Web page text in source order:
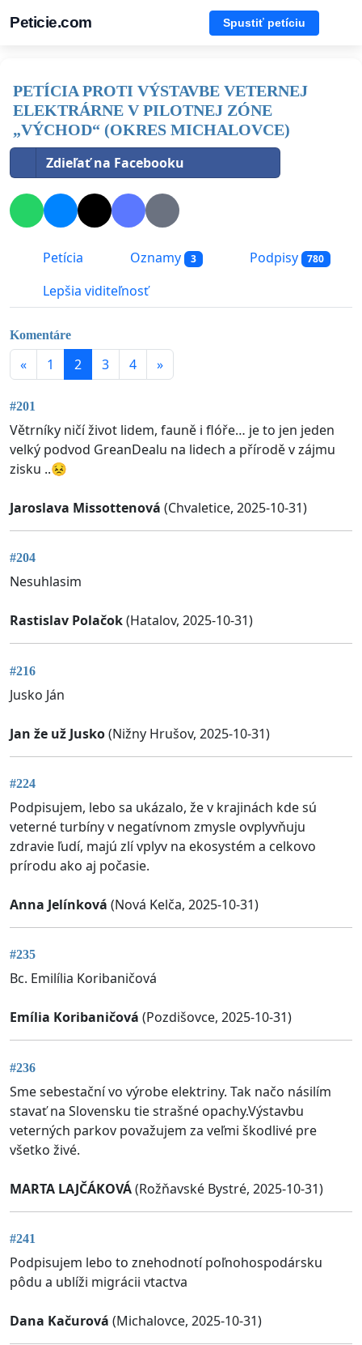
Peticie.com Spustiť petíciu
PETÍCIA PROTI VÝSTAVBE VETERNEJ
ELEKTRÁRNE V PILOTNEJ ZÓNE
„VÝCHOD“ (OKRES MICHALOVCE)
Zdieľať na Facebooku
Petícia Oznamy 3 Podpisy 780
Lepšia viditeľnosť
Komentáre
« 1 2 3 4 »
#201
Větrníky ničí život lidem, fauně i flóře… je to jen jeden
velký podvod GreanDealu na lidech a přírodě v zájmu
zisku ..😣
Jaroslava Missottenová (Chvaletice, 2025-10-31)
#204
Nesuhlasim
Rastislav Polačok(Hatalov, 2025-10-31)
#216
Jusko Ján
Jan že už Jusko(Nižny Hrušov, 2025-10-31)
#224
Podpisujem, lebo sa ukázalo, že v krajinách kde sú
veterné turbíny v negatívnom zmysle ovplyvňuju
zdravie ľudí, majú zlí vplyv na ekosystém a celkovo
prírodu ako aj počasie.
Anna Jelínková (Nová Kelča, 2025-10-31)
#235
Bc. Emilília Koribaničová
Emília Koribaničová (Pozdišovce, 2025-10-31)
#236
Sme sebestační vo výrobe elektriny. Tak načo násilím
stavať na Slovensku tie strašné opachy.Výstavbu
veterných parkov považujem za veľmi škodlivé pre
všetko živé.
MARTA LAJČÁKOVÁ(Rožňavské Bystré, 2025-10-31)
#241
Podpisujem lebo to znehodnotí poľnohospodársku
pôdu a ublíži migrácii vtactva
Dana Kačurová (Michalovce, 2025-10-31)